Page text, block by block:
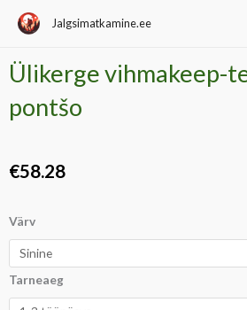
Jalgsimatkamine.ee
Ülikerge vihmakeep-
pontšo
€58.28
Värv
Tarneaeg
Ülikerge
vihmakeep-
telkmantel-
pontšo